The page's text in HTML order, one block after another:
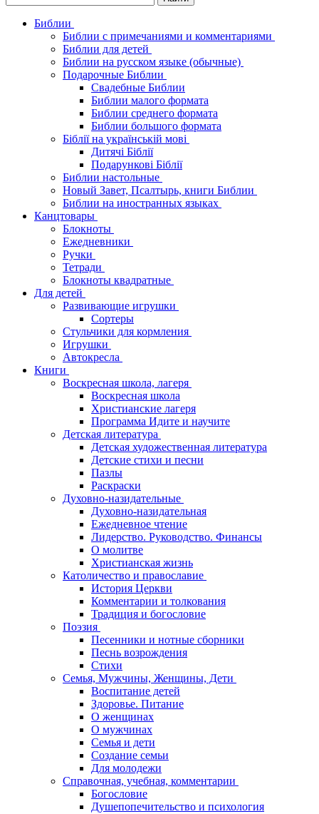
Библии
Библии с примечаниями и комментариями
Библии для детей
Библии на русском языке (обычные)
Подарочные Библии
Свадебные Библии
Библии малого формата
Библии среднего формата
Библии большого формата
Біблії на українській мові
Дитячі Біблії
Подарункові Біблії
Библии настольные
Новый Завет, Псалтырь, книги Библии
Библии на иностранных языках
Канцтовары
Блокноты
Ежедневники
Ручки
Тетради
Блокноты квадратные
Для детей
Развивающие игрушки
Сортеры
Стульчики для кормления
Игрушки
Автокресла
Книги
Воскресная школа, лагеря
Воскресная школа
Христианские лагеря
Программа Идите и научите
Детская литература
Детская художественная литература
Детские стихи и песни
Пазлы
Раскраски
Духовно-назидательные
Духовно-назидательная
Ежедневное чтение
Лидерство. Руководство. Финансы
О молитве
Христианская жизнь
Католичество и православие
История Церкви
Комментарии и толкования
Традиция и богословие
Поэзия
Песенники и нотные сборники
Песнь возрождения
Стихи
Семья, Мужчины, Женщины, Дети
Воспитание детей
Здоровье. Питание
О женщинах
О мужчинах
Семья и дети
Создание семьи
Для молодежи
Справочная, учебная, комментарии
Богословие
Душепопечительство и психология